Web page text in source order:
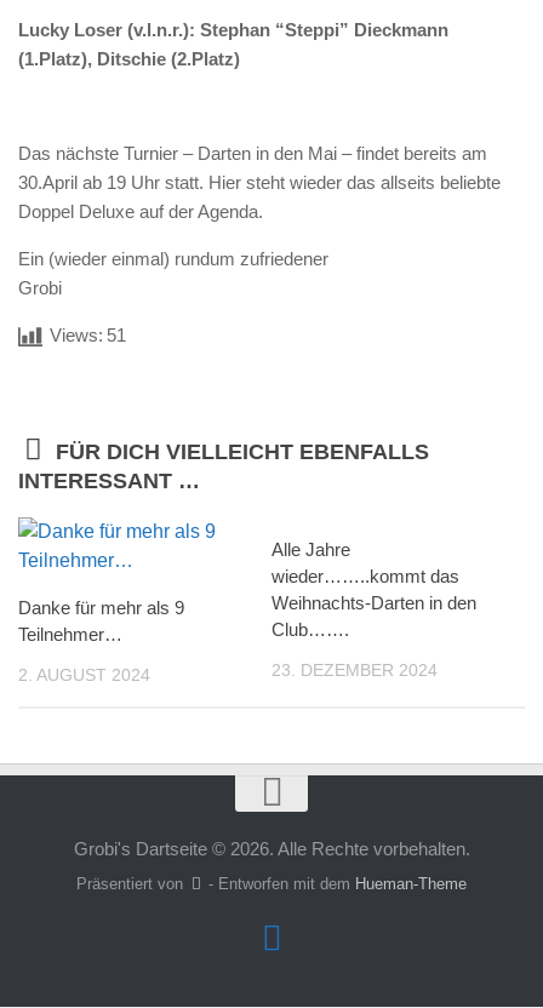
Lucky Loser (v.l.n.r.): Stephan “Steppi” Dieckmann
(1.Platz), Ditschie (2.Platz)
Das nächste Turnier – Darten in den Mai – findet bereits am
30.April ab 19 Uhr statt. Hier steht wieder das allseits beliebte
Doppel Deluxe auf der Agenda.
Ein (wieder einmal) rundum zufriedener
Grobi
Views: 51
FÜR DICH VIELLEICHT EBENFALLS
INTERESSANT …
Danke für mehr als 9
Teilnehmer…
2. AUGUST 2024
Alle Jahre
wieder……..kommt das
Weihnachts-Darten in den
Club…….
23. DEZEMBER 2024
Grobi's Dartseite © 2026. Alle Rechte vorbehalten.
Präsentiert von - Entworfen mit dem Hueman-Theme